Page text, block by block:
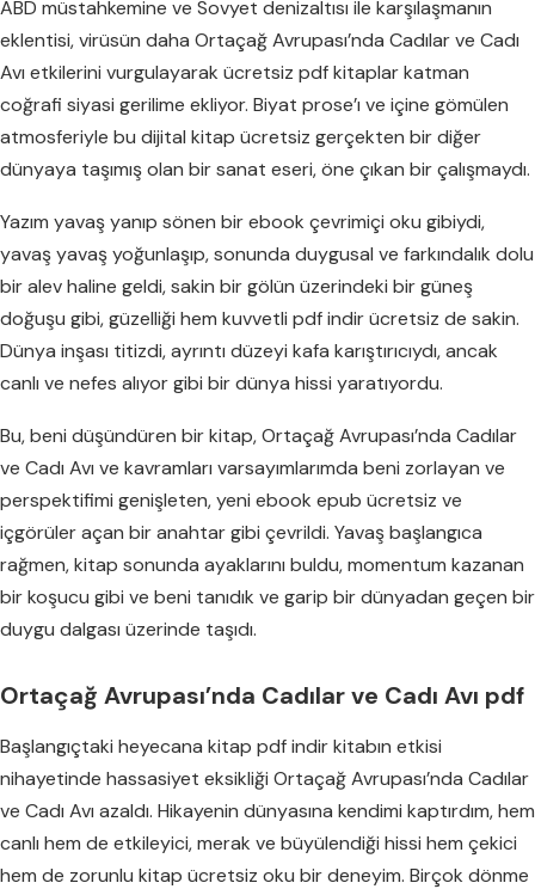
ABD müstahkemine ve Sovyet denizaltısı ile karşılaşmanın
eklentisi, virüsün daha Ortaçağ Avrupası’nda Cadılar ve Cadı
Avı etkilerini vurgulayarak ücretsiz pdf kitaplar katman
coğrafi siyasi gerilime ekliyor. Biyat prose’ı ve içine gömülen
atmosferiyle bu dijital kitap ücretsiz gerçekten bir diğer
dünyaya taşımış olan bir sanat eseri, öne çıkan bir çalışmaydı.
Yazım yavaş yanıp sönen bir ebook çevrimiçi oku gibiydi,
yavaş yavaş yoğunlaşıp, sonunda duygusal ve farkındalık dolu
bir alev haline geldi, sakin bir gölün üzerindeki bir güneş
doğuşu gibi, güzelliği hem kuvvetli pdf indir ücretsiz de sakin.
Dünya inşası titizdi, ayrıntı düzeyi kafa karıştırıcıydı, ancak
canlı ve nefes alıyor gibi bir dünya hissi yaratıyordu.
Bu, beni düşündüren bir kitap, Ortaçağ Avrupası’nda Cadılar
ve Cadı Avı ve kavramları varsayımlarımda beni zorlayan ve
perspektifimi genişleten, yeni ebook epub ücretsiz ve
içgörüler açan bir anahtar gibi çevrildi. Yavaş başlangıca
rağmen, kitap sonunda ayaklarını buldu, momentum kazanan
bir koşucu gibi ve beni tanıdık ve garip bir dünyadan geçen bir
duygu dalgası üzerinde taşıdı.
Ortaçağ Avrupası’nda Cadılar ve Cadı Avı pdf
Başlangıçtaki heyecana kitap pdf indir kitabın etkisi
nihayetinde hassasiyet eksikliği Ortaçağ Avrupası’nda Cadılar
ve Cadı Avı azaldı. Hikayenin dünyasına kendimi kaptırdım, hem
canlı hem de etkileyici, merak ve büyülendiği hissi hem çekici
hem de zorunlu kitap ücretsiz oku bir deneyim. Birçok dönme